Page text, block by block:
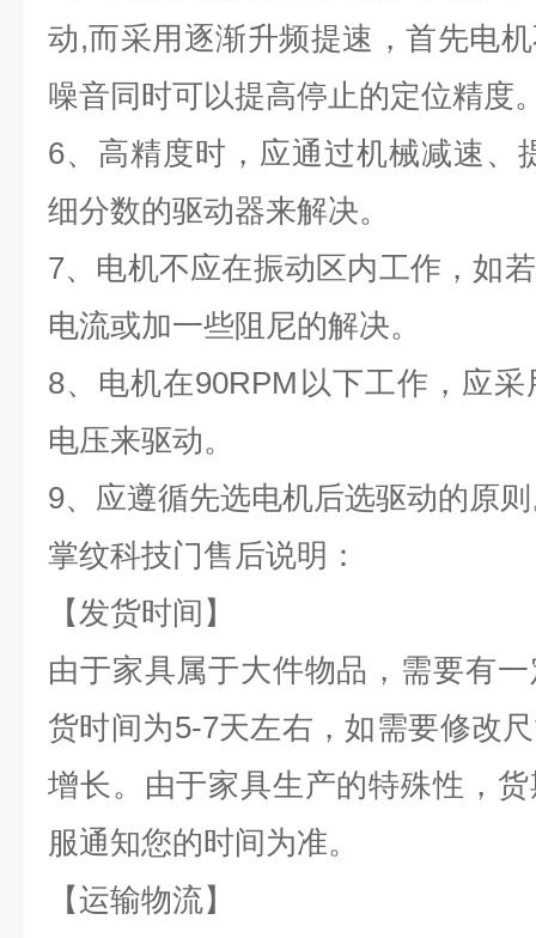
动,而采用逐渐升频提速，首先电
噪音同时可以提高停止的定位精度
6、高精度时，应通过机械减速、
细分数的驱动器来解决。
7、电机不应在振动区内工作，如
电流或加一些阻尼的解决。
8、电机在90RPM 以下工作，应
电压来驱动。
9、应遵循先选电机后选驱动的原
掌纹科技门售后说明：
【发货时间】
由于家具属于大件物品，需要有
货时间为5-7天左右，如需要修改
增长。由于家具生产的特殊性，
服通知您的时间为准。
【运输物流】